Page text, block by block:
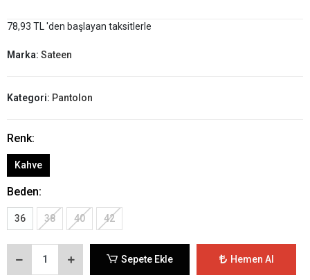
78,93 TL 'den başlayan taksitlerle
Marka: Sateen
Kategori: Pantolon
Renk:
Kahve
Beden:
36 38 40 42
Sepete Ekle Hemen Al